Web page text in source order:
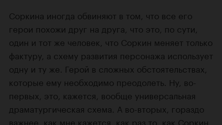
Соркина иногда обвиняют в том, что все его
герои похожи друг на друга, что это, по сути,
один и тот же человек, что Соркин меняет только
фактуру, а схему развития персонажа использует
одну и ту же. Герой в сложных обстоятельствах,
которые ему необходимо преодолеть. Ну, во-
первых, это, кажется, вообще универсальная
драматургическая схема. А во-вторых, гораздо
важнее, как мне кажется, как раз то, как Соркин